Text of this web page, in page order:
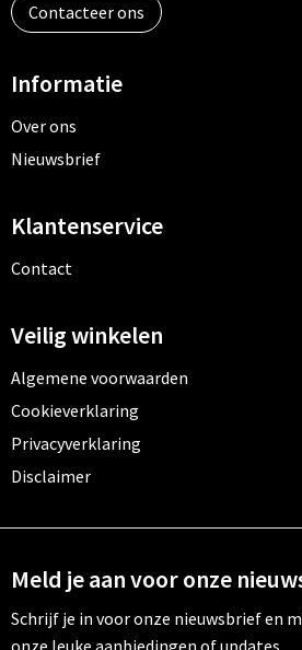
Contacteer ons
Informatie
Over ons
Nieuwsbrief
Klantenservice
Contact
Veilig winkelen
Algemene voorwaarden
Cookieverklaring
Privacyverklaring
Disclaimer
Meld je aan voor onze
Schrijf je in voor onze nieuwsbrief en
onze leuke aanbiedingen of updates.